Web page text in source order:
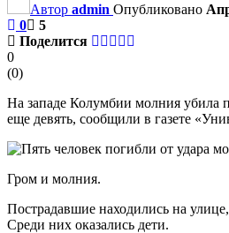
Автор admin Опубликовано
0
5
Поделится
0
(0)
На западе Колумбии молния убила
еще девять, сообщили в газете
Гром и молния.
Пострадавшие находились на улице,
Среди них оказались дети.